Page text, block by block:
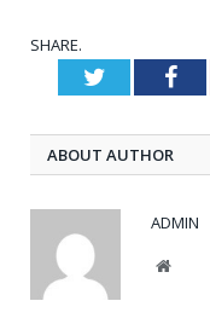
SHARE.
Twitter
ABOUT AUTHOR
ADMIN